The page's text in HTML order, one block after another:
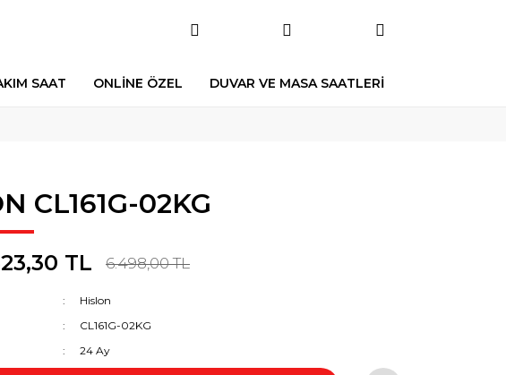
SAAT ONLİNE ÖZEL DUVAR VE MASA SAATLERİ
CL161G-02KG
TL 6.498,00 TL
Hislon
CL161G-02KG
24 Ay